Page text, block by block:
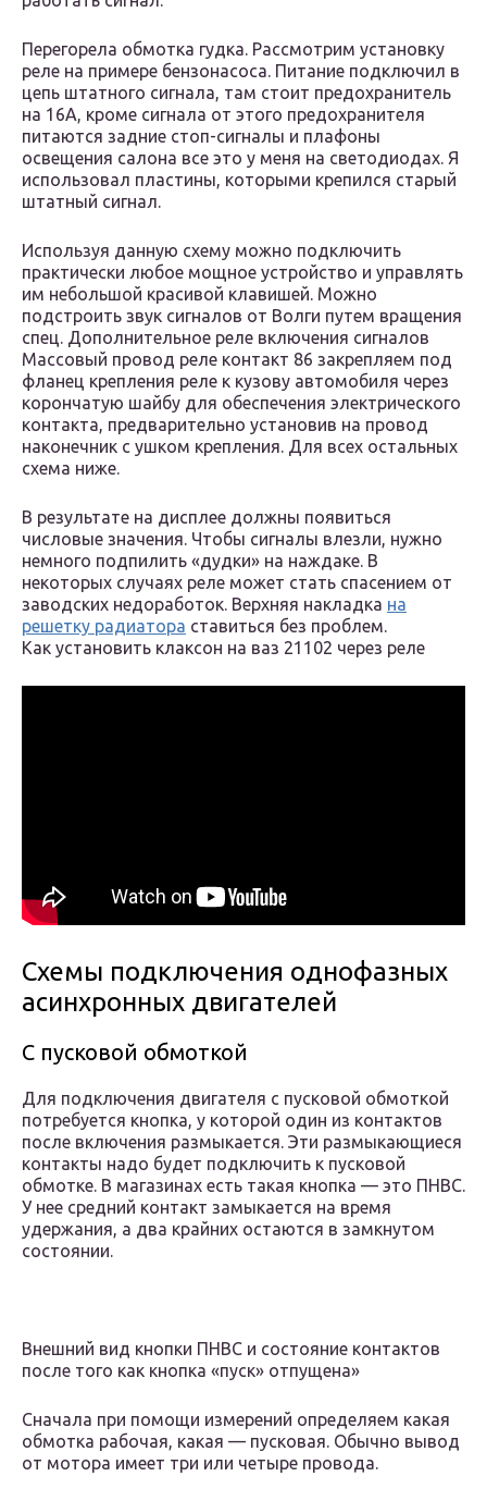
Перегорела обмотка гудка. Рассмотрим установку
реле на примере бензонасоса. Питание подключил в
цепь штатного сигнала, там стоит предохранитель
на 16А, кроме сигнала от этого предохранителя
питаются задние стоп-сигналы и плафоны
освещения салона все это у меня на светодиодах. Я
использовал пластины, которыми крепился старый
штатный сигнал.
Используя данную схему можно подключить
практически любое мощное устройство и управлять
им небольшой красивой клавишей. Можно
подстроить звук сигналов от Волги путем вращения
спец. Дополнительное реле включения сигналов
Массовый провод реле контакт 86 закрепляем под
фланец крепления реле к кузову автомобиля через
корончатую шайбу для обеспечения электрического
контакта, предварительно установив на провод
наконечник с ушком крепления. Для всех остальных
схема ниже.
В результате на дисплее должны появиться
числовые значения. Чтобы сигналы влезли, нужно
немного подпилить «дудки» на наждаке. В
некоторых случаях реле может стать спасением от
заводских недоработок. Верхняя накладка на
решетку радиатора ставиться без проблем.
Как установить клаксон на ваз 21102 через реле
Схемы подключения однофазных
асинхронных двигателей
С пусковой обмоткой
Для подключения двигателя с пусковой обмоткой
потребуется кнопка, у которой один из контактов
после включения размыкается. Эти размыкающиеся
контакты надо будет подключить к пусковой
обмотке. В магазинах есть такая кнопка — это ПНВС.
У нее средний контакт замыкается на время
удержания, а два крайних остаются в замкнутом
состоянии.
Внешний вид кнопки ПНВС и состояние контактов
после того как кнопка «пуск» отпущена»
Сначала при помощи измерений определяем какая
обмотка рабочая, какая — пусковая. Обычно вывод
от мотора имеет три или четыре провода.